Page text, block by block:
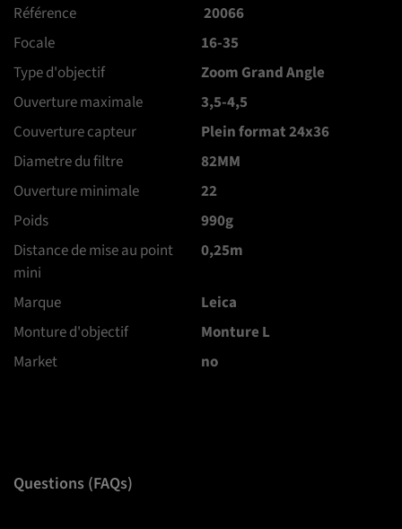
Référence
20066
Focale
16-35
Type d'objectif
Zoom Grand Angle
Ouverture maximale
3,5-4,5
Couverture capteur
Plein format 24x36
Diametre du filtre
82MM
Ouverture minimale
22
Poids
990g
Distance de mise au point
mini
0,25m
Marque
Leica
Monture d'objectif
Monture L
Market
no
Questions (FAQs)